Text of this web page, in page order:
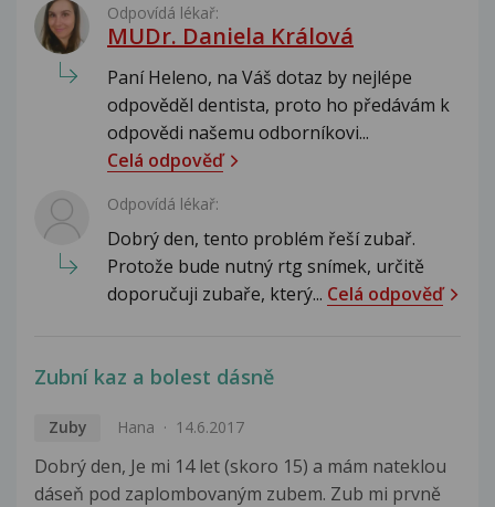
Odpovídá lékař:
MUDr. Daniela Králová
Paní Heleno, na Váš dotaz by nejlépe
odpověděl dentista, proto ho předávám k
odpovědi našemu odborníkovi...
Celá odpověď
Odpovídá lékař:
Dobrý den, tento problém řeší zubař.
Protože bude nutný rtg snímek, určitě
doporučuji zubaře, který... Celá odpověď
Zubní kaz a bolest dásně
Zuby Hana 14.6.2017
Dobrý den, Je mi 14 let (skoro 15) a mám nateklou
dáseň pod zaplombovaným zubem. Zub mi prvně